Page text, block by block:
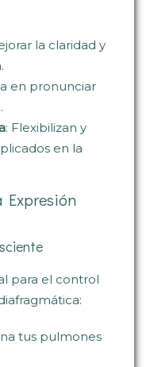
la claridad y
en pronunciar
: Flexibilizan y
en la
Expresión
para el control
tus pulmones